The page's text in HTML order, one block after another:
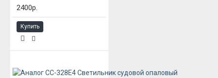
2400р.
Купить